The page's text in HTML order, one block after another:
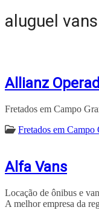
aluguel
Allianz
Fretados em Campo
Fretados em Campo
Alfa Vans
Locação de ônibus e
A melhor empresa da